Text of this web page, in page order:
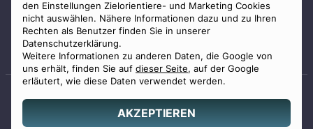
den Einstellungen Zielorientiere- und Marketing Cookies
nicht auswählen. Nähere Informationen dazu und zu Ihren
Rechten als Benutzer finden Sie in unserer
Datenschutzerklärung.
Weitere Informationen zu anderen Daten, die Google von
uns erhält, finden Sie auf dieser Seite, auf der Google
erläutert, wie diese Daten verwendet werden.
AKZEPTIEREN
Staatlich geprüfter
© 2026 Benu GmbH. Alle Rechte vorbehalten.